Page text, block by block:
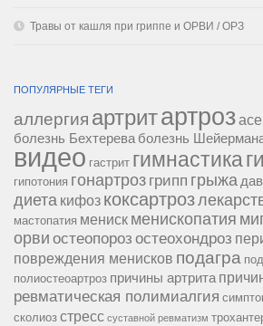
Травы от кашля при гриппе и ОРВИ / ОРЗ
ПОПУЛЯРНЫЕ ТЕГИ
аллергия артритартроз
болезнь Бехтерева болезнь
видео гастрит гимнастика
гипотония гонартроз грипп грыжа
диета кифоз коксартроз
мастопатия мениск менископатия
орви остеопороз остеохондроз
повреждения менисков подагра
полиостеоартроз причины артрита
ревматическая полимиалгия
сколиоз стресс суставной ревматизм